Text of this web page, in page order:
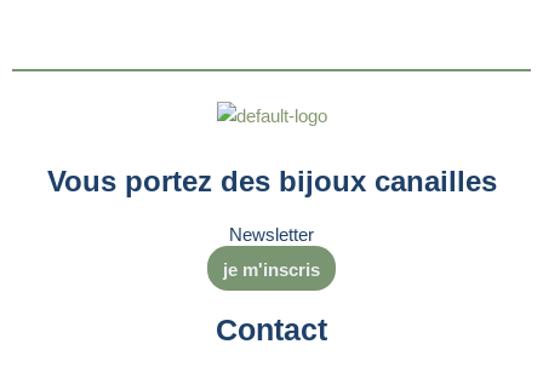
Vous portez des bijoux canailles
Newsletter
je m'inscris
Contact